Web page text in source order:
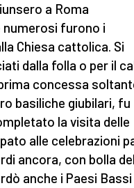
a Roma
furono i
Chiesa cattolica. Si
dalla folla o per il
concessa
basiliche giubilari, fu
la visita delle
alle celebrazioni
ancora, con bolla
anche i Paesi Bassi